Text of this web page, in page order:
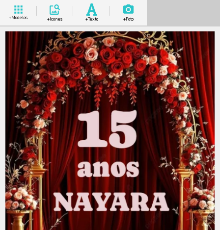
+Modelos +Icones +Texto +Foto